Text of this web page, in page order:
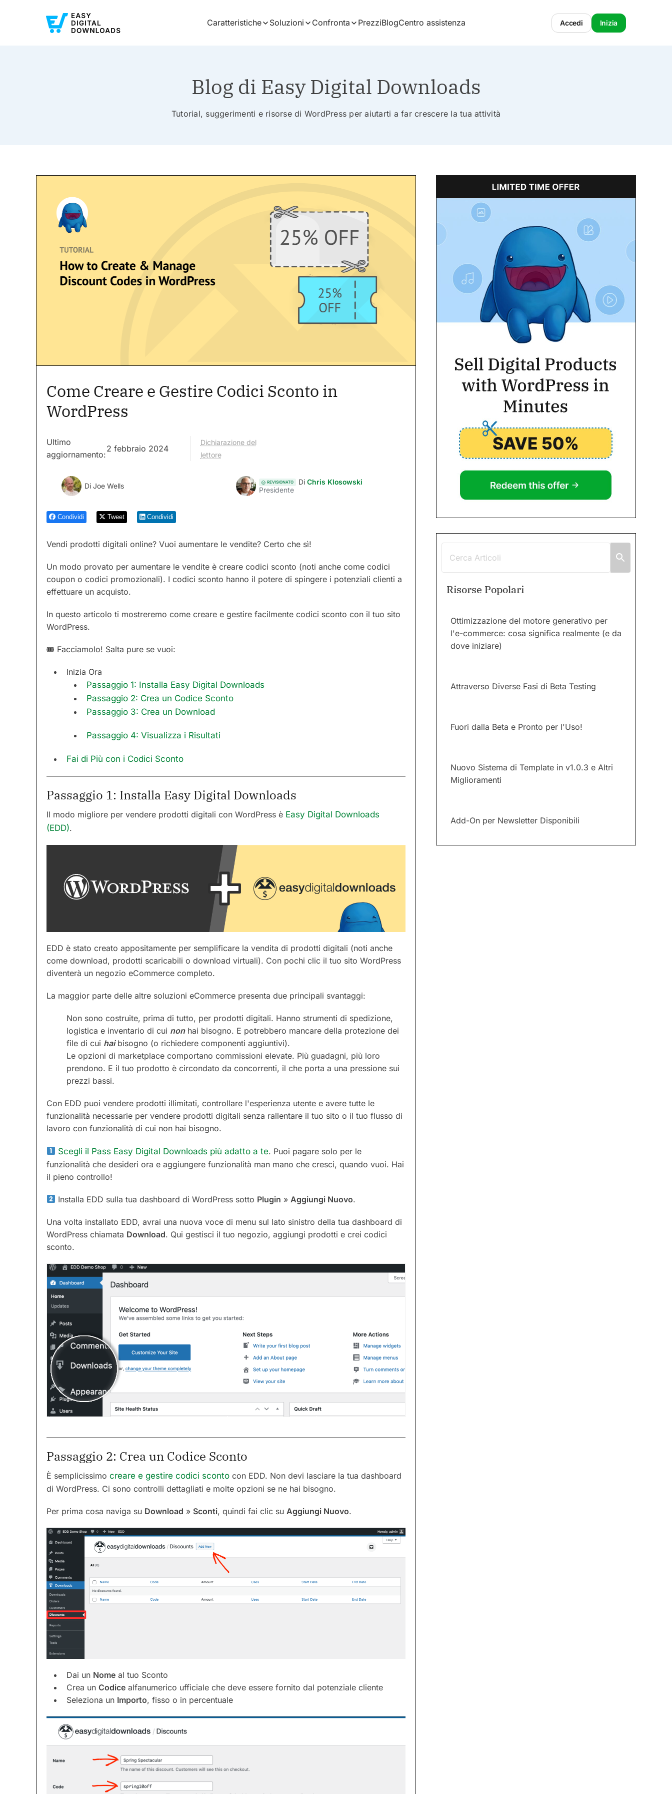
Caratteristiche Soluzioni Confronta PrezziBlogCentro assistenza Accedi Inizia
Blog di Easy Digital Downloads
Tutorial, suggerimenti e risorse di WordPress per aiutarti a far crescere la tua attività
Come Creare e Gestire Codici Sconto in
WordPress
Ultimo
aggiornamento:
2 febbraio 2024
Dichiarazione del
lettore
Di Joe Wells REVISIONATO Di Chris Klosowski
Presidente
Condividi Tweet Condividi
Vendi prodotti digitali online? Vuoi aumentare le vendite? Certo che sì!
Un modo provato per aumentare le vendite è creare codici sconto (noti anche come codici
coupon o codici promozionali). I codici sconto hanno il potere di spingere i potenziali clienti a
effettuare un acquisto.
In questo articolo ti mostreremo come creare e gestire facilmente codici sconto con il tuo sito
WordPress.
🎟 Facciamolo! Salta pure se vuoi:
Inizia Ora
Passaggio 1: Installa Easy Digital Downloads
Passaggio 2: Crea un Codice Sconto
Passaggio 3: Crea un Download
Passaggio 4: Visualizza i Risultati
Fai di Più con i Codici Sconto
Passaggio 1: Installa Easy Digital Downloads
Il modo migliore per vendere prodotti digitali con WordPress è Easy Digital Downloads
(EDD).
EDD è stato creato appositamente per semplificare la vendita di prodotti digitali (noti anche
come download, prodotti scaricabili o download virtuali). Con pochi clic il tuo sito WordPress
diventerà un negozio eCommerce completo.
La maggior parte delle altre soluzioni eCommerce presenta due principali svantaggi:
Non sono costruite, prima di tutto, per prodotti digitali. Hanno strumenti di spedizione,
logistica e inventario di cui nonhai bisogno. E potrebbero mancare della protezione dei
file di cui haibisogno (o richiedere componenti aggiuntivi).
Le opzioni di marketplace comportano commissioni elevate. Più guadagni, più loro
prendono. E il tuo prodotto è circondato da concorrenti, il che porta a una pressione sui
prezzi bassi.
Con EDD puoi vendere prodotti illimitati, controllare l'esperienza utente e avere tutte le
funzionalità necessarie per vendere prodotti digitali senza rallentare il tuo sito o il tuo flusso di
lavoro con funzionalità di cui non hai bisogno.
Scegli il Pass Easy Digital Downloads più adatto a te. Puoi pagare solo per le
funzionalità che desideri ora e aggiungere funzionalità man mano che cresci, quando vuoi. Hai
il pieno controllo!
Installa EDD sulla tua dashboard di WordPress sotto Plugin » Aggiungi Nuovo.
Una volta installato EDD, avrai una nuova voce di menu sul lato sinistro della tua dashboard di
WordPress chiamata Download. Qui gestisci il tuo negozio, aggiungi prodotti e crei codici
sconto.
Passaggio 2: Crea un Codice Sconto
È semplicissimo creare e gestire codici sconto con EDD. Non devi lasciare la tua dashboard
di WordPress. Ci sono controlli dettagliati e molte opzioni se ne hai bisogno.
Per prima cosa naviga su Download » Sconti, quindi fai clic su Aggiungi Nuovo.
Dai un Nome al tuo Sconto
Crea un Codice alfanumerico ufficiale che deve essere fornito dal potenziale cliente
Seleziona un Importo, fisso o in percentuale
Risorse Popolari
Ottimizzazione del motore generativo per
l'e-commerce: cosa significa realmente (e da
dove iniziare)
Attraverso Diverse Fasi di Beta Testing
Fuori dalla Beta e Pronto per l'Uso!
Nuovo Sistema di Template in v1.0.3 e Altri
Miglioramenti
Add-On per Newsletter Disponibili